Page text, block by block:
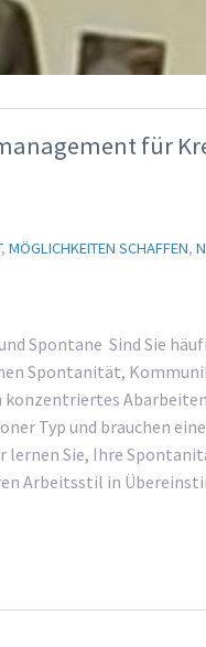
für
, MÖGLICHKEITEN SCHAFFEN,
Spontane Sind Sie
Spontanität,
konzentriertes
Typ und brauchen
lernen Sie, Ihre
Arbeitsstil in